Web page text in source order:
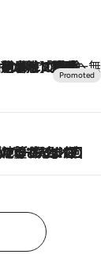
無二。癒しと発見が待つ場所へ
！約13℃の湧水かけ流しを避暑地「星野温泉 トンボの湯」で体験
再ブーム
ッシブすぎる現在地